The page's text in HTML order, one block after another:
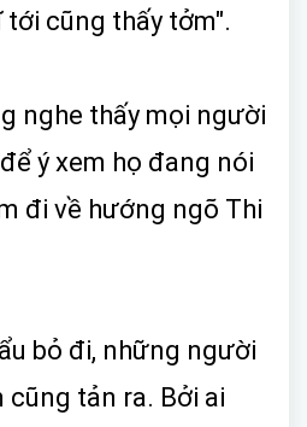
tới cũng thấy tởm".
nghe thấy mọi người
ý xem họ đang nói
đi về hướng ngõ Thi
bỏ đi, những người
cũng tản ra. Bởi ai